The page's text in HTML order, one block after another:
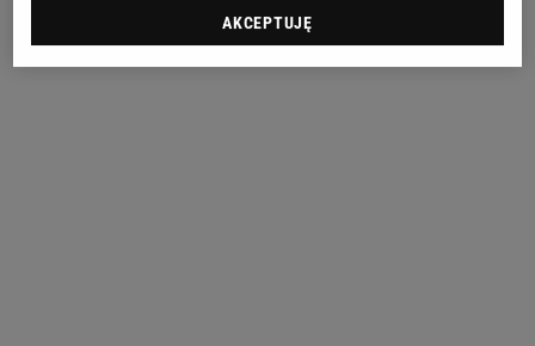
Raw Air. "Niedosyt? Najważniejsze już wygraliśmy"
AKCEPTUJĘ